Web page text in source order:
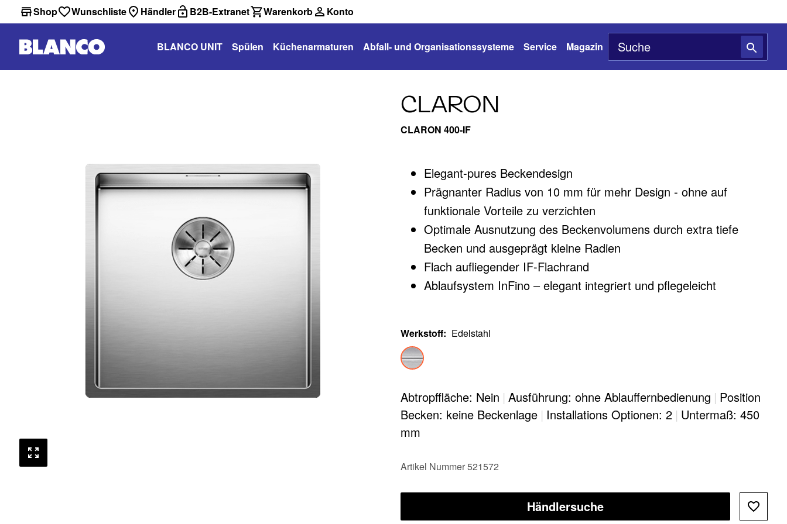
Shop Wunschliste Händler B2B-Extranet Warenkorb Konto
BLANCO UNIT Spülen Küchenarmaturen Abfall- und Organisationssysteme Service Magazin
CLARON
CLARON 400-IF
Elegant-pures Beckendesign
Prägnanter Radius von 10 mm für mehr Design - ohne auf
funktionale Vorteile zu verzichten
Optimale Ausnutzung des Beckenvolumens durch extra tiefe
Becken und ausgeprägt kleine Radien
Flach aufliegender IF-Flachrand
Ablaufsystem InFino – elegant integriert und pflegeleicht
Werkstoff: Edelstahl
Abtropffläche: Nein | Ausführung: ohne Ablauffernbedienung | Position
Becken: keine Beckenlage | Installations Optionen: 2 | Untermaß: 450
mm
Artikel Nummer 521572
Händlersuche